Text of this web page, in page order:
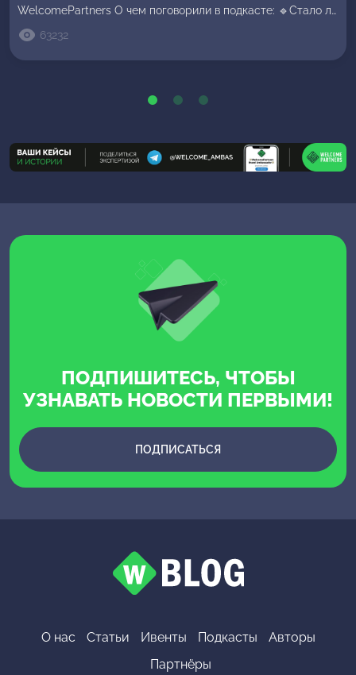
WelcomePartners О чем поговорили в подкасте: 🔹Cтало ли
сложнее с Fb за последние 1,5-2 года; 🔹Штормы, холд,
баны прил: как с этим работать и оставаться в плюсе;
🔹Типичные ошибки байеров в работе с Fb в гемблинге и
63232
ПОДПИШИТЕСЬ, ЧТОБЫ
УЗНАВАТЬ НОВОСТИ ПЕРВЫМИ!
ПОДПИСАТЬСЯ
О нас Статьи Ивенты Подкасты
Авторы
Партнёры